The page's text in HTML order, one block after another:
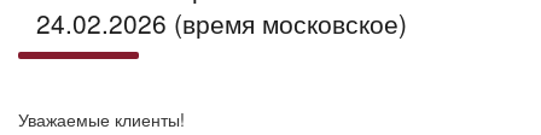
24.02.2026 (время московское)
Уважаемые клиенты!